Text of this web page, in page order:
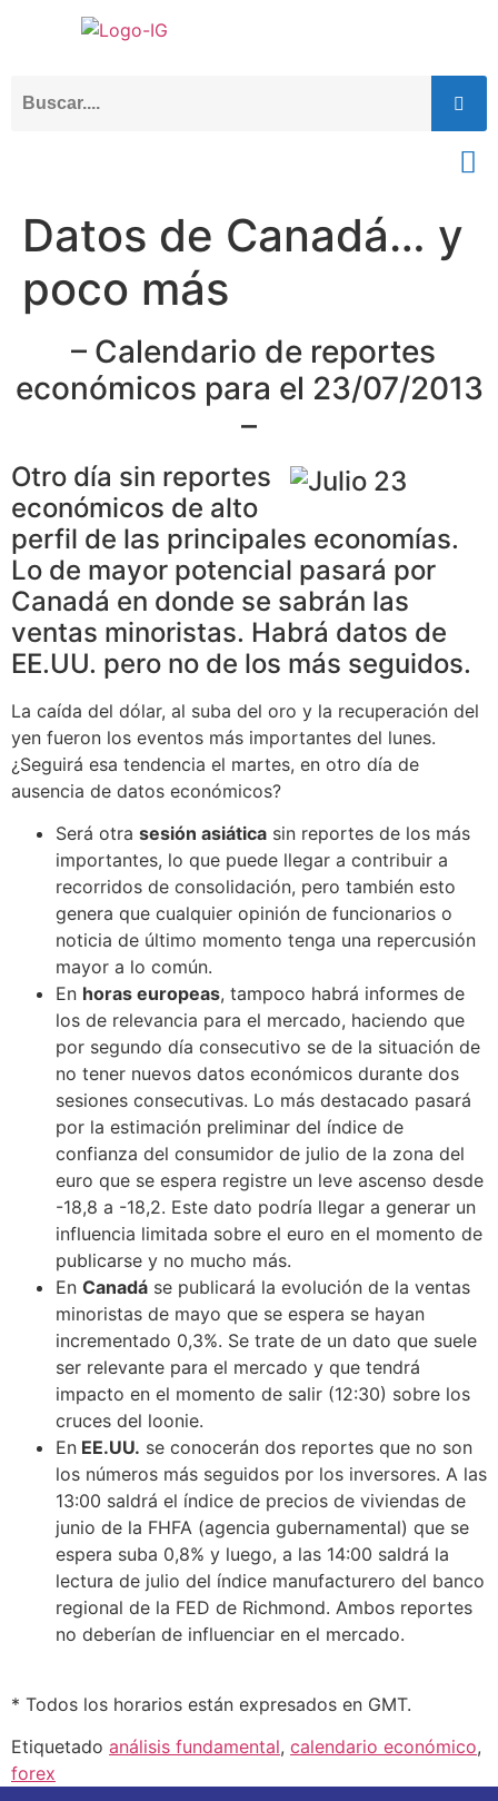
Datos de Canadá… y
poco más
– Calendario de reportes
económicos para el 23/07/2013
–
Otro día sin reportes
económicos de alto
perfil de las principales economías.
Lo de mayor potencial pasará por
Canadá en donde se sabrán las
ventas minoristas. Habrá datos de
EE.UU. pero no de los más seguidos.
La caída del dólar, al suba del oro y la recuperación del
yen fueron los eventos más importantes del lunes.
¿Seguirá esa tendencia el martes, en otro día de
ausencia de datos económicos?
Será otra sesión asiática sin reportes de los más
importantes, lo que puede llegar a contribuir a
recorridos de consolidación, pero también esto
genera que cualquier opinión de funcionarios o
noticia de último momento tenga una repercusión
mayor a lo común.
En horas europeas, tampoco habrá informes de
los de relevancia para el mercado, haciendo que
por segundo día consecutivo se de la situación de
no tener nuevos datos económicos durante dos
sesiones consecutivas. Lo más destacado pasará
por la estimación preliminar del índice de
confianza del consumidor de julio de la zona del
euro que se espera registre un leve ascenso desde
-18,8 a -18,2. Este dato podría llegar a generar un
influencia limitada sobre el euro en el momento de
publicarse y no mucho más.
En Canadá se publicará la evolución de la ventas
minoristas de mayo que se espera se hayan
incrementado 0,3%. Se trate de un dato que suele
ser relevante para el mercado y que tendrá
impacto en el momento de salir (12:30) sobre los
cruces del loonie.
En EE.UU. se conocerán dos reportes que no son
los números más seguidos por los inversores. A las
13:00 saldrá el índice de precios de viviendas de
junio de la FHFA (agencia gubernamental) que se
espera suba 0,8% y luego, a las 14:00 saldrá la
lectura de julio del índice manufacturero del banco
regional de la FED de Richmond. Ambos reportes
no deberían de influenciar en el mercado.
* Todos los horarios están expresados en GMT.
Etiquetado análisis fundamental, calendario económico,
forex